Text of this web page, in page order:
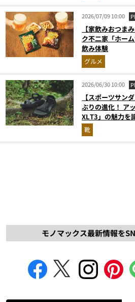
2026/07/09 10:00
【家飲みおつま
ク不二家「ホー
飲み体験
グルメ
2026/06/30 10:00
【スポーツサン
ぶりの進化！ ア
XLT3」の魅力を
解説！
靴
モノマックス最新情報を